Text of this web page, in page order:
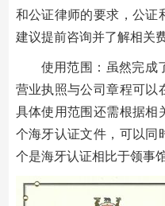
和公证律师的要求，公证
建议提前咨询并了解相关费
使用范围：虽然完成
营业执照与公司章程可以
具体使用范围还需根据相
个海牙认证文件，可以同
个是海牙认证相比于领事